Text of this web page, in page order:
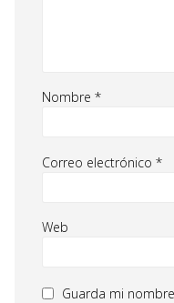
Nombre *
Correo electrónico *
Web
Guarda mi